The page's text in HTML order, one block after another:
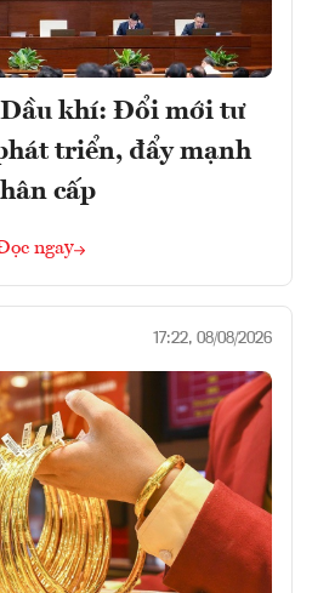
khí: Đổi mới tư
triển, đẩy mạnh
cấp
ngay
17:22, 08/08/2026